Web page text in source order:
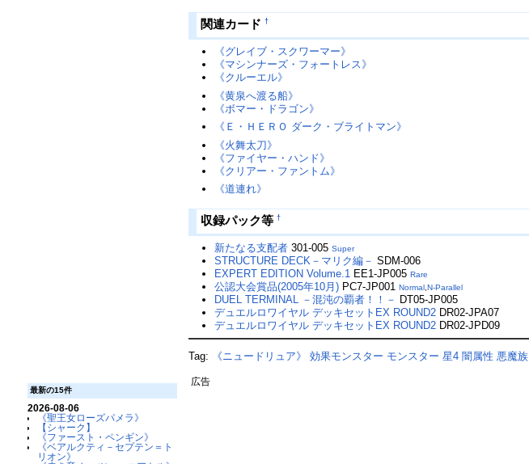
最新の15件
2026-08-06
《聖王女ローズパメラ》
【シャーク】
《ファースト・ペンギン》
《ベアルクティ－セプテン＝ト
リオン》
関連カード †
《グレイブ・スクワーマー》
《マシンナーズ・フォートレス》
《クルーエル》
《黄泉へ渡る船》
《ボマー・ドラゴン》
《Ｅ・ＨＥＲＯ ダーク・ブライトマン》
《火舞太刀》
《ファイヤー・ハンド》
《クリアー・ファントム》
《道連れ》
収録パック等 †
新たなる支配者 301-005Super
STRUCTURE DECK－マリク編－ SDM-006
EXPERT EDITION Volume.1 EE1-JP005Rare
公認大会賞品(2005年10月) PC7-JP001Normal,N-Parallel
DUEL TERMINAL －混沌の覇者！！－ DT05-JP005
デュエルロワイヤル デッキセットEX ROUND2 DR02-JPA07
デュエルロワイヤル デッキセットEX ROUND2 DR02-JPD09
Tag: 《ニュードリュア》 効果モンスター モンスター 星4 闇属性 悪魔族
広告